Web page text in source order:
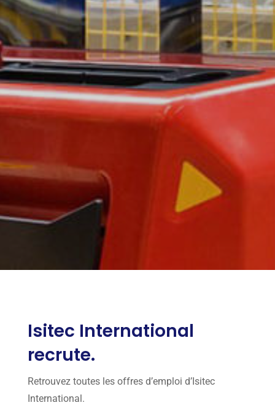
Isitec International
recrute.
Retrouvez toutes les offres d’emploi d’Isitec
International.